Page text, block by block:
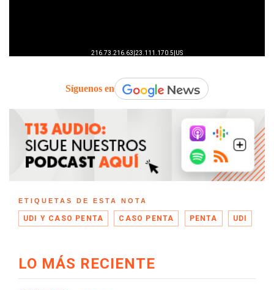
Síguenos en
ETIQUETAS DE ESTA NOTA
UDI Y CASO PENTA CASO PENTA PENTA UDI
LO MÁS RECIENTE